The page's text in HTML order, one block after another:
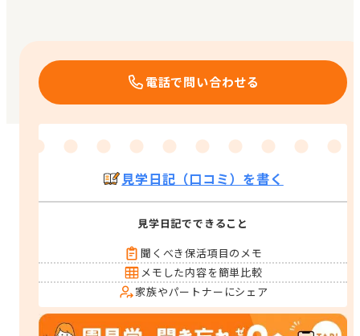
電話で問い合わせる
見学日記（口コミ）を書く
見学日記でできること
聞くべき保活項目のメモ
メモした内容を簡単比較
家族やパートナーにシェア